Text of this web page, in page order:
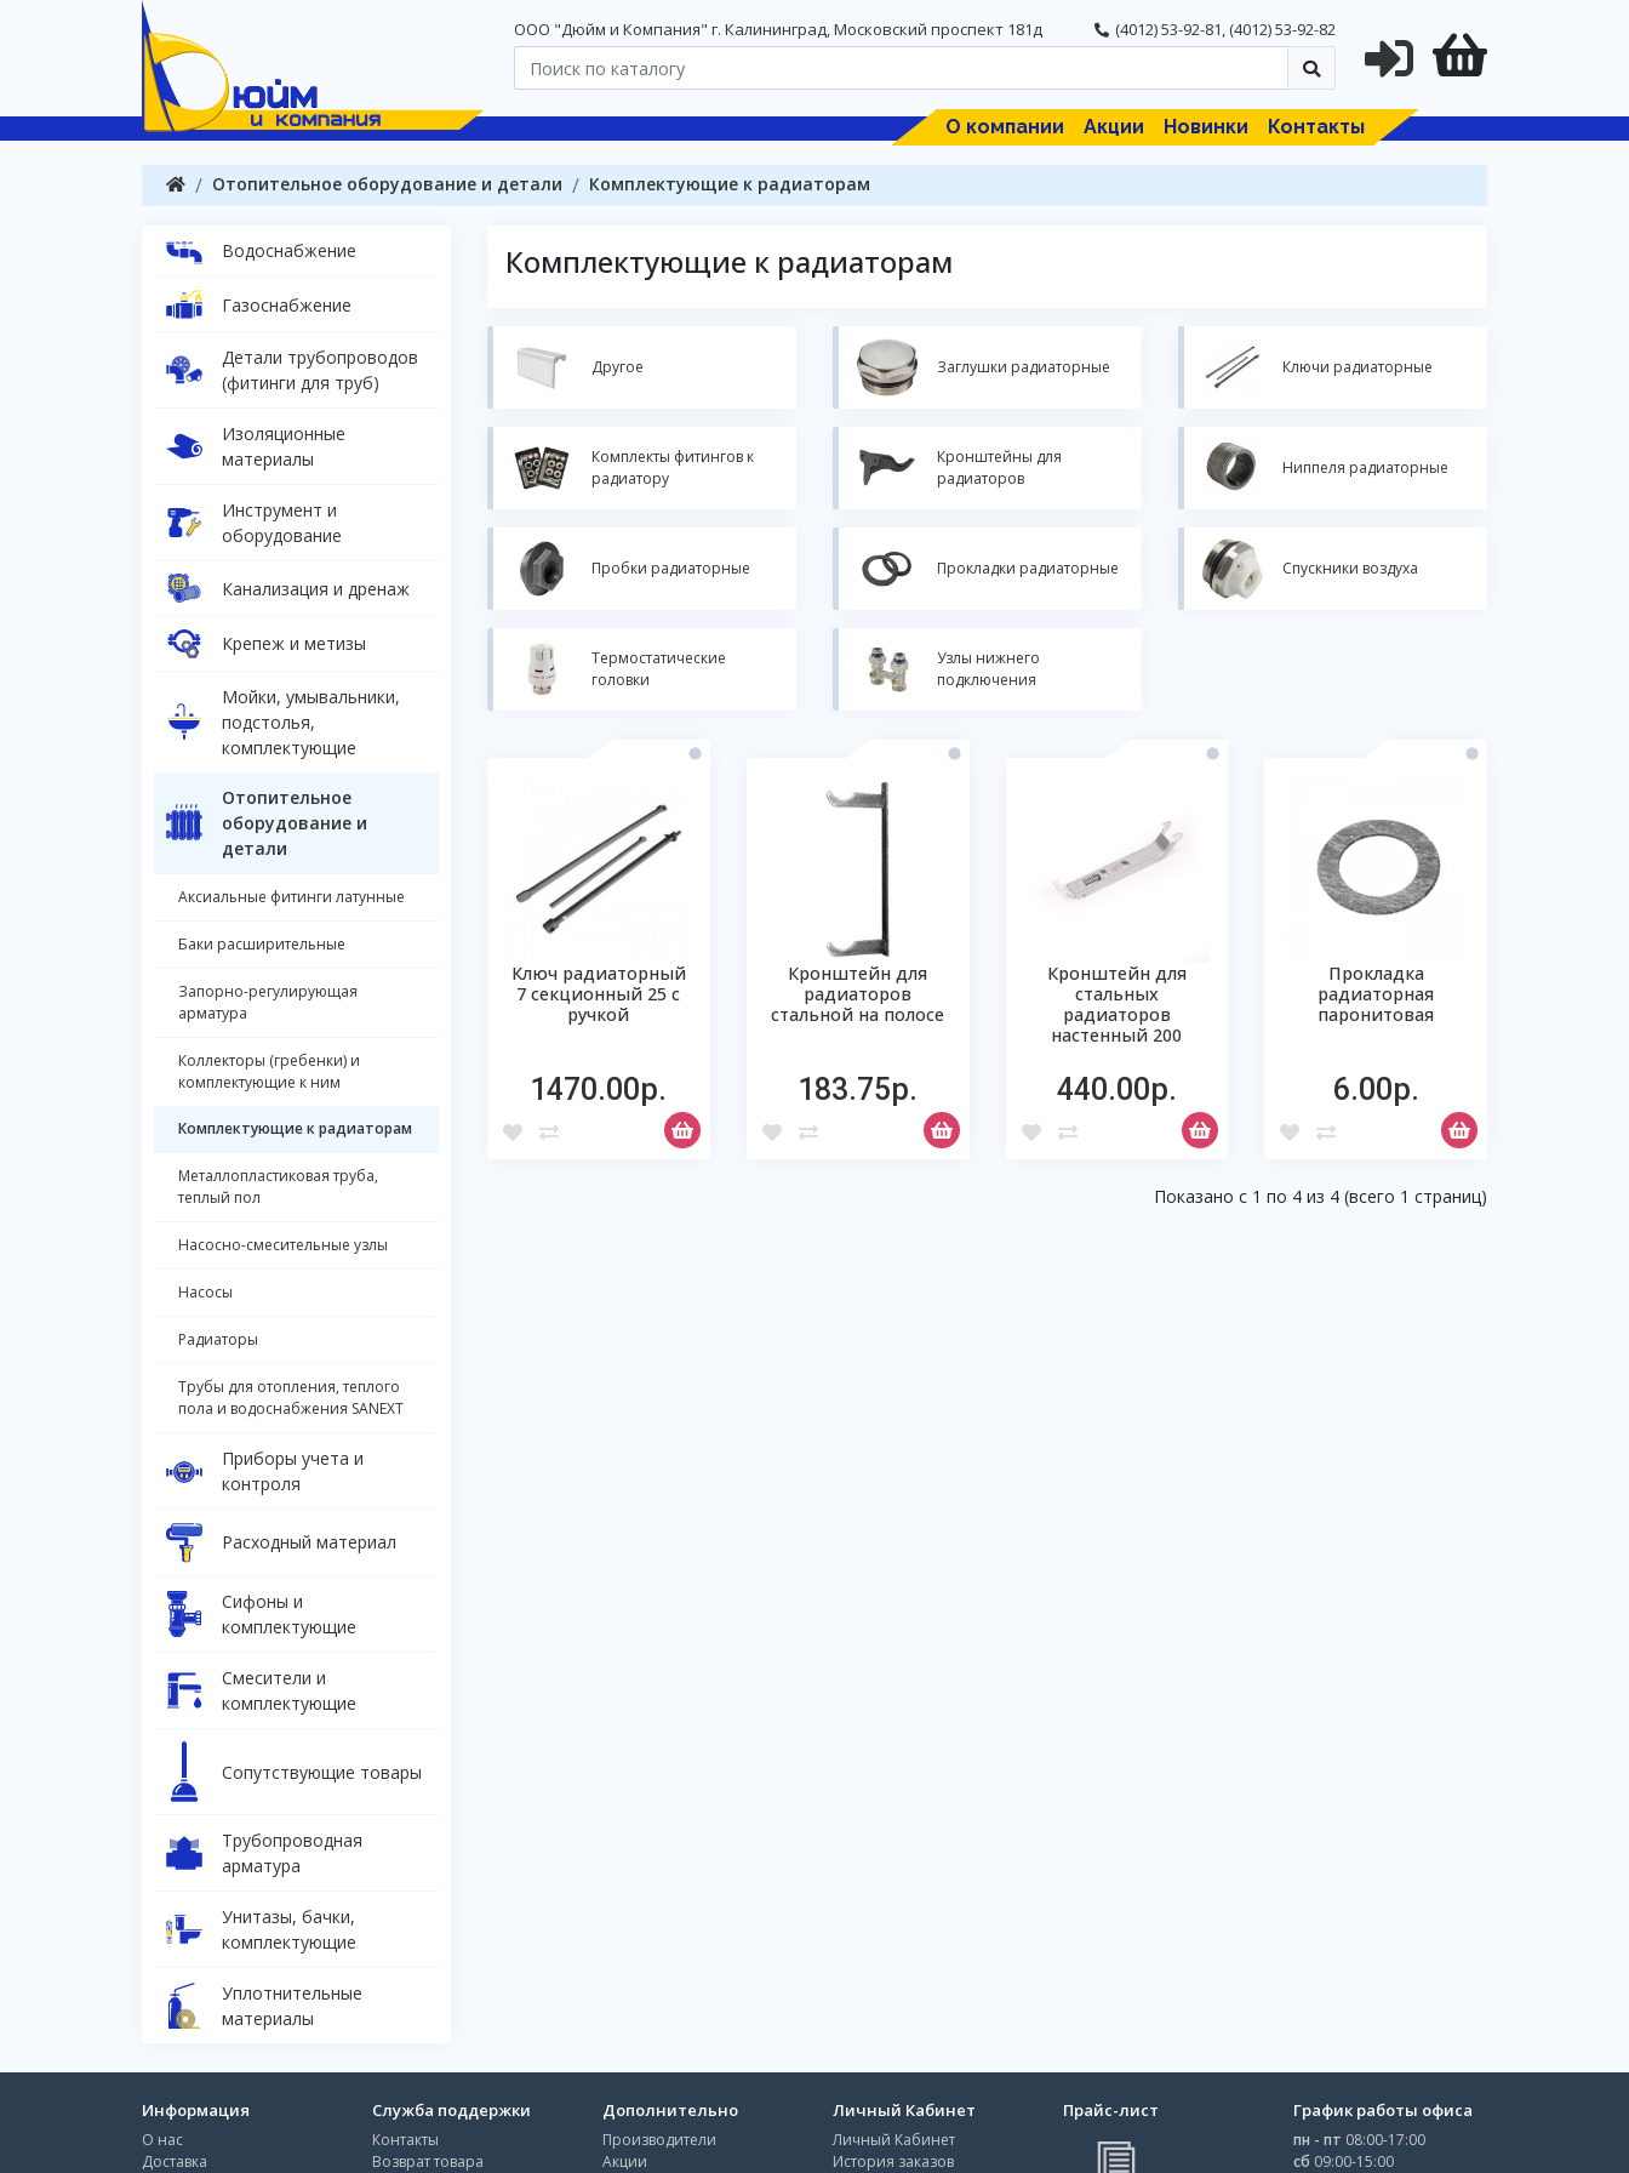
OOO "Дюйм и Компания" г. Калининград, Московский проспект 181д (4012) 53-92-81,(4012) 53-92-82
О компании Акции Новинки Контакты
Отопительное оборудование и детали Комплектующие к радиаторам
Водоснабжение
Газоснабжение
Детали трубопроводов
(фитинги для труб)
Изоляционные
материалы
Инструмент и
оборудование
Канализация и дренаж
Крепеж и метизы
Мойки, умывальники,
подстолья,
комплектующие
Отопительное
оборудование и
детали
Аксиальные фитинги латунные
Баки расширительные
Запорно-регулирующая
арматура
Коллекторы (гребенки) и
комплектующие к ним
Комплектующие к радиаторам
Металлопластиковая труба,
теплый пол
Насосно-смесительные узлы
Насосы
Радиаторы
Трубы для отопления, теплого
пола и водоснабжения SANEXT
Приборы учета и
контроля
Расходный материал
Сифоны и
комплектующие
Смесители и
комплектующие
Сопутствующие товары
Трубопроводная
арматура
Унитазы, бачки,
комплектующие
Уплотнительные
материалы
Комплектующие к радиаторам
Другое Заглушки радиаторные Ключи радиаторные
Комплекты фитингов к
радиатору
Кронштейны для
радиаторов
Ниппеля радиаторные
Пробки радиаторные Прокладки радиаторные Спускники воздуха
Термостатические
головки
Узлы нижнего
подключения
Ключ радиаторный
7 секционный 25 с
ручкой
1470.00р.
Кронштейн для
радиаторов
стальной на полосе
183.75р.
Кронштейн для
стальных
радиаторов
настенный 200
440.00р.
Прокладка
радиаторная
паронитовая
6.00р.
Показано с 1 по 4 из 4 (всего 1 страниц)
Информация
О нас
Доставка
Служба поддержки
Контакты
Возврат товара
Дополнительно
Производители
Акции
Личный Кабинет
Личный Кабинет
История заказов
Прайс-лист График работы офиса
пн - пт 08:00-17:00
сб 09:00-15:00